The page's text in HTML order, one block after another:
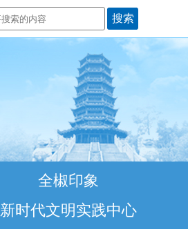
全椒印象
新时代文明实践中心